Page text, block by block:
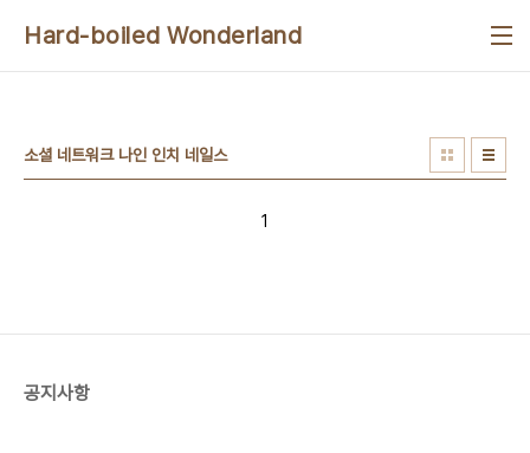
Hard-boiled Wonderland
소셜 네트워크 나인 인치 네일스
1
공지사항